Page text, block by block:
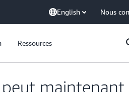
English Nous
Ressources